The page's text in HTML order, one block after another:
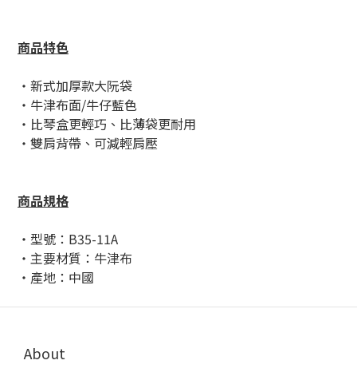
商品特色
・新式加厚款大阮袋
・牛津布面/牛仔藍色
・比琴盒更輕巧、 比薄袋更耐用
・雙肩背帶、可減輕肩壓
商品規格
・型號：B35-11A
・主要材質：牛津布
・產地：中國
About